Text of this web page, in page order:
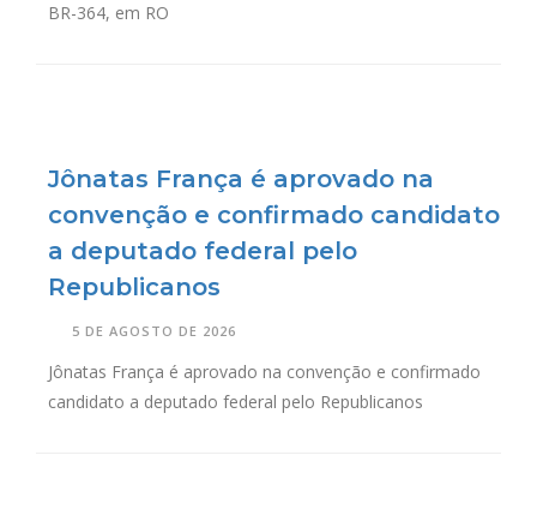
BR-364, em RO
Jônatas França é aprovado na
convenção e confirmado candidato
a deputado federal pelo
Republicanos
5 DE AGOSTO DE 2026
Jônatas França é aprovado na convenção e confirmado
candidato a deputado federal pelo Republicanos